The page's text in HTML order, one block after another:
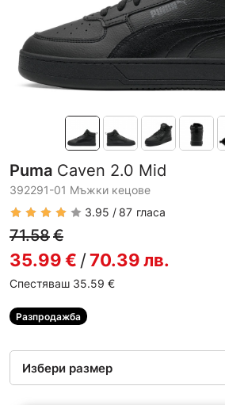
Puma Caven 2.0 Mid
392291-01 Мъжки кецове
3.95
87 гласа
71.58€
35.99€ /70.39лв.
Спестяваш 35.59 €
Разпродажба